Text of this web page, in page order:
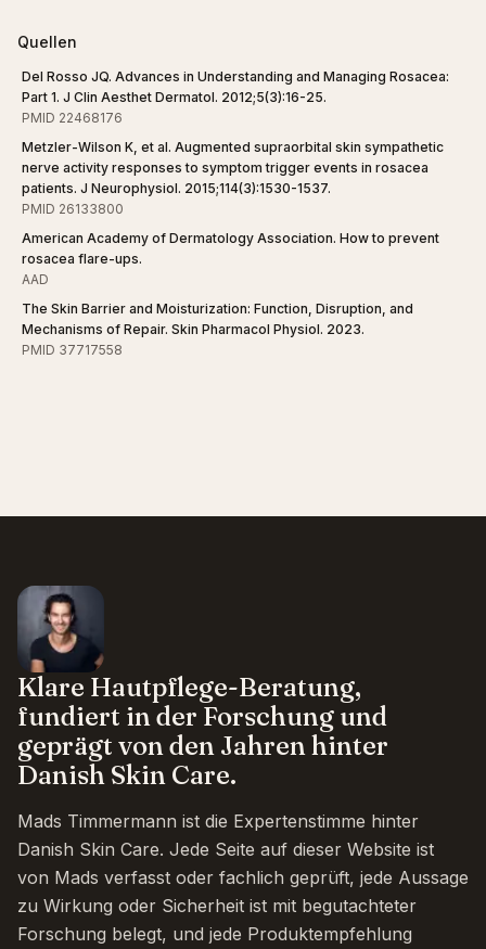
Quellen
Del Rosso JQ. Advances in Understanding and Managing Rosacea:
Part 1. J Clin Aesthet Dermatol. 2012;5(3):16-25.
PMID 22468176
Metzler-Wilson K, et al. Augmented supraorbital skin sympathetic
nerve activity responses to symptom trigger events in rosacea
patients. J Neurophysiol. 2015;114(3):1530-1537.
PMID 26133800
American Academy of Dermatology Association. How to prevent
rosacea flare-ups.
AAD
The Skin Barrier and Moisturization: Function, Disruption, and
Mechanisms of Repair. Skin Pharmacol Physiol. 2023.
PMID 37717558
Klare Hautpflege-Beratung,
fundiert in der Forschung und
geprägt von den Jahren hinter
Danish Skin Care.
Mads Timmermann ist die Expertenstimme hinter
Danish Skin Care. Jede Seite auf dieser Website ist
von Mads verfasst oder fachlich geprüft, jede Aussage
zu Wirkung oder Sicherheit ist mit begutachteter
Forschung belegt, und jede Produktempfehlung